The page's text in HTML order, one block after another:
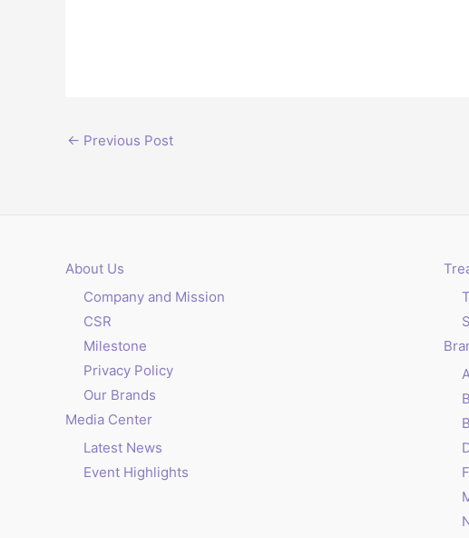
← Previous Post
About Us
Company and Mission
CSR
Milestone
Privacy Policy
Our Brands
Media Center
Latest News
Event Highlights